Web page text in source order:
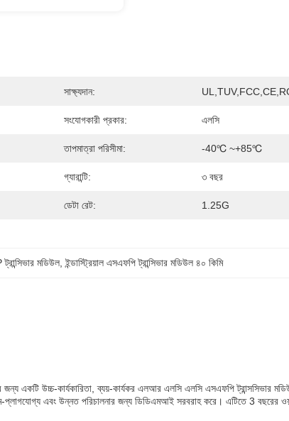
সাক্ষ্যদান:
সংযোগকারী প্রকার: এলসি
তাপমাত্রা পরিসীমা: -40℃ ~+85℃
গ্যারান্টি: ৩ বছর
ডেটা রেট: 1.25G
মডিউল , ইন্ডাস্ট্রিয়াল এসএফপি ট্রান্সিভার মডিউল ৪০ কিমি
একটি উচ্চ-কার্যকারিতা, ব্যয়-কার্যকর এলআর এলসি এলসি এসএফপি ট্রান্সসিভার
এবং উন্নত পরিচালনার জন্য ডিডিএমআই সরবরাহ করে। এটিতে 3 বছরের